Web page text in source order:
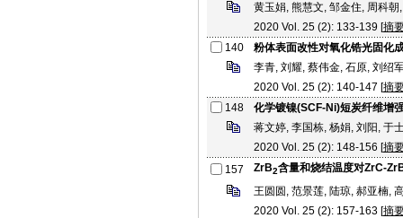
黄玉娟, 熊慧文, 邹金住, 周科朝
2020 Vol. 25 (2): 133-139 [摘
140
粉体表面改性对氧化锆光固化
李青, 刘耀, 蔡伟金, 石原, 刘绍
2020 Vol. 25 (2): 140-147 [摘
148
化学镀镍(SCF-Ni)短炭纤维增
蒋文婷, 李国栋, 杨娟, 刘阳, 于
2020 Vol. 25 (2): 148-156 [摘
157
ZrB2含量和烧结温度对ZrC-
王圆圆, 范景莲, 陆琼, 郝亚楠,
2020 Vol. 25 (2): 157-163 [摘